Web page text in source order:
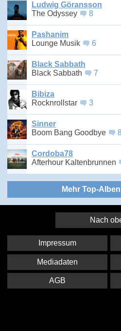
Ludwig Göransson
The Odyssey
8
Pashanim
Lounge Musik
6
Black Sabbath
Black Sabbath
7
Bibiza
Rocknrollstar
3
Sinner
Boom Bang Goodbye
Cordoba78
Afterhour Kaltenbrunnen
Mehr Top-
Nach
Impressum
Mediadaten
AGB